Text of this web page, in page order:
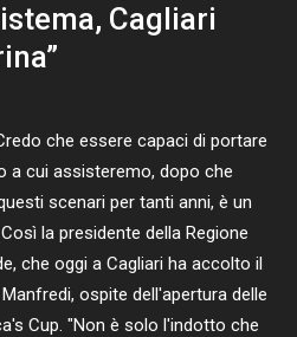
Cagliari
che essere capaci di portare
a cui assisteremo, dopo che
scenari per tanti anni, è un
la presidente della Regione
che oggi a Cagliari ha accolto il
ospite dell'apertura delle
Cup. "Non è solo l'indotto che